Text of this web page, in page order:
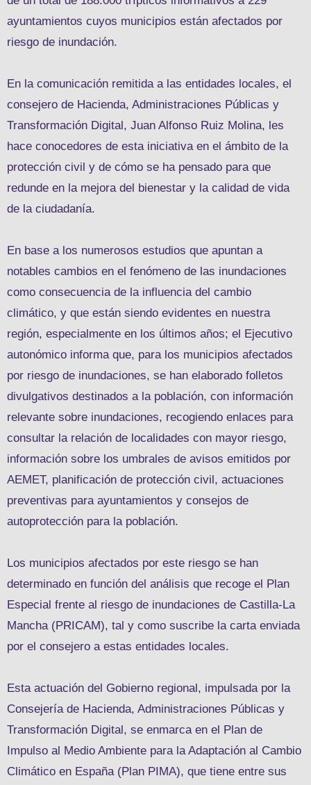
ayuntamientos cuyos municipios están afectados por
riesgo de inundación.
En la comunicación remitida a las entidades locales, el
consejero de Hacienda, Administraciones Públicas y
Transformación Digital, Juan Alfonso Ruiz Molina, les
hace conocedores de esta iniciativa en el ámbito de la
protección civil y de cómo se ha pensado para que
redunde en la mejora del bienestar y la calidad de vida
de la ciudadanía.
En base a los numerosos estudios que apuntan a
notables cambios en el fenómeno de las inundaciones
como consecuencia de la influencia del cambio
climático, y que están siendo evidentes en nuestra
región, especialmente en los últimos años; el Ejecutivo
autonómico informa que, para los municipios afectados
por riesgo de inundaciones, se han elaborado folletos
divulgativos destinados a la población, con información
relevante sobre inundaciones, recogiendo enlaces para
consultar la relación de localidades con mayor riesgo,
información sobre los umbrales de avisos emitidos por
AEMET, planificación de protección civil, actuaciones
preventivas para ayuntamientos y consejos de
autoprotección para la población.
Los municipios afectados por este riesgo se han
determinado en función del análisis que recoge el Plan
Especial frente al riesgo de inundaciones de Castilla-La
Mancha (PRICAM), tal y como suscribe la carta enviada
por el consejero a estas entidades locales.
Esta actuación del Gobierno regional, impulsada por la
Consejería de Hacienda, Administraciones Públicas y
Transformación Digital, se enmarca en el Plan de
Impulso al Medio Ambiente para la Adaptación al Cambio
Climático en España (Plan PIMA), que tiene entre sus